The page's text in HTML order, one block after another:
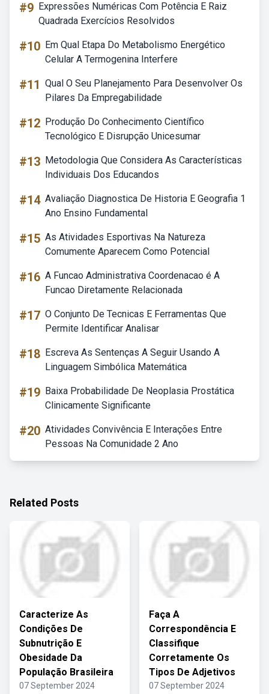
#9 Expressões Numéricas Com Potência E Raiz
Quadrada Exercícios Resolvidos
#10 Em Qual Etapa Do Metabolismo Energético
Celular A Termogenina Interfere
#11 Qual O Seu Planejamento Para Desenvolver Os
Pilares Da Empregabilidade
#12 Produção Do Conhecimento Científico
Tecnológico E Disrupção Unicesumar
#13 Metodologia Que Considera As Características
Individuais Dos Educandos
#14 Avaliação Diagnostica De Historia E Geografia 1
Ano Ensino Fundamental
#15 As Atividades Esportivas Na Natureza
Comumente Aparecem Como Potencial
#16 A Funcao Administrativa Coordenacao é A
Funcao Diretamente Relacionada
#17 O Conjunto De Tecnicas E Ferramentas Que
Permite Identificar Analisar
#18 Escreva As Sentenças A Seguir Usando A
Linguagem Simbólica Matemática
#19 Baixa Probabilidade De Neoplasia Prostática
Clinicamente Significante
#20 Atividades Convivência E Interações Entre
Pessoas Na Comunidade 2 Ano
Related Posts
Caracterize As
Condições De
Subnutrição E
Obesidade Da
População Brasileira
07 September 2024
Faça A
Correspondência E
Classifique
Corretamente Os
Tipos De Adjetivos
07 September 2024